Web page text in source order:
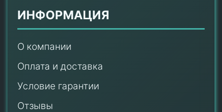
ИНФОРМАЦИЯ
О компании
Оплата и доставка
Условие гарантии
Отзывы